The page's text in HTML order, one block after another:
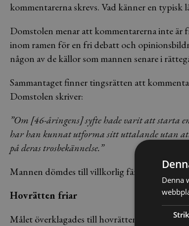
kommentarerna skrevs. Vad känner en typisk
Domstolen menar att kommentarerna inte är
inom ramen för en fri debatt och
någon av de källor som mannen senare i
Sammantaget finner tingsrätten att
Domstolen skriver:
”Om [46-åringens] syfte hade varit att starta
har han kunnat utforma sitt uttalande utan
på deras trosbekännelse.”
Mannen dömdes till villkorlig fängelsedom
Hovrätten friar
Målet överklagades till hovrätten, som gör en
Denna